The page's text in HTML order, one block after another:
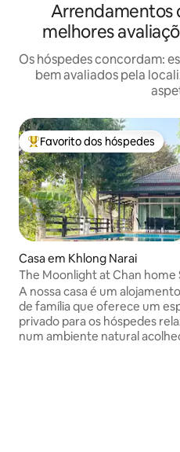
Arrendamentos
melhores
Os hóspedes concordam:
bem avaliados pela
Favoritos dos hóspedes
Favorito dos hóspedes
Casa em Khlong Narai
The Moonlight at Chan home
à beira do canal
A nossa casa é um
de família que oferece um
privado para os hóspedes
num ambiente natural